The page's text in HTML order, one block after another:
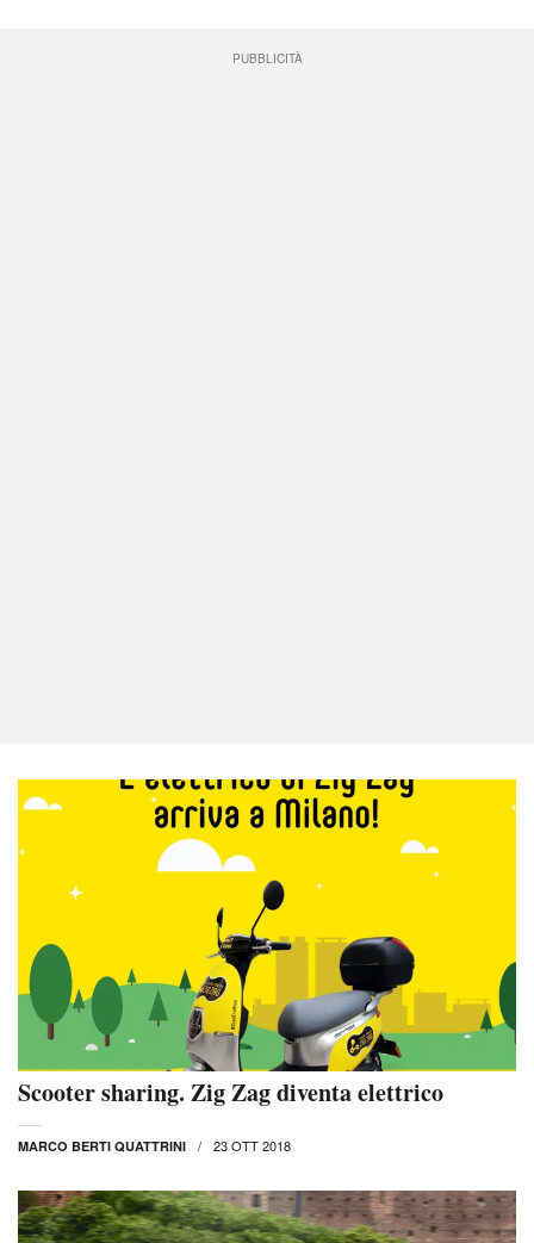
PUBBLICITÀ
Scooter sharing. Zig Zag diventa elettrico
MARCO BERTI QUATTRINI 23 OTT 2018